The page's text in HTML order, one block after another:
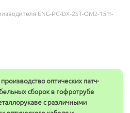
ENG-PC-DX-2ST-OM2-15m-
оптических патч-
сборок в гофротрубе
с различными